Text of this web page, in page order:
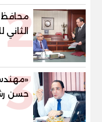
2
محافظ
الثاني
والنور
3
حسن
"خارطة